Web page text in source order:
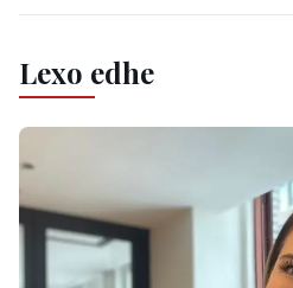
Lexo edhe